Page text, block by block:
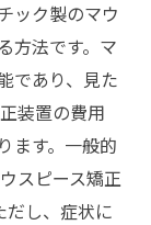
ック製のマウ
方法です。マ
であり、見た
装置の費用
ます。一般的
スピース矯正
だし、症状に